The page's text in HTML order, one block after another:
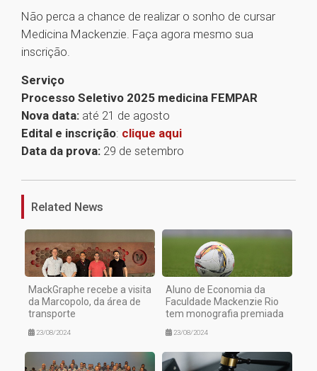
Não perca a chance de realizar o sonho de cursar
Medicina Mackenzie. Faça agora mesmo sua
inscrição.
Serviço
Processo Seletivo 2025 medicina FEMPAR
Nova data: até 21 de agosto
Edital e inscrição: clique aqui
Data da prova: 29 de setembro
1
Related News
MackGraphe recebe a visita
da Marcopolo, da área de
transporte
23/08/2024
Aluno de Economia da
Faculdade Mackenzie Rio
tem monografia premiada
23/08/2024